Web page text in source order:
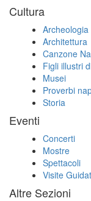
Cultura
Archeologia
Architettura
Canzone
Figli illustri
Musei
Proverbi
Storia
Eventi
Concerti
Mostre
Spettacoli
Visite
Altre Sezioni